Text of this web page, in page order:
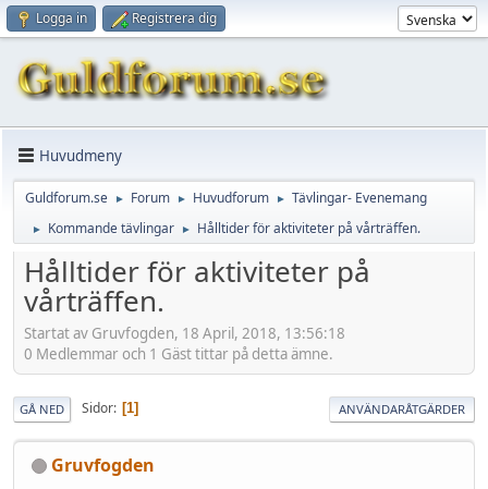
Logga in Registrera dig
Huvudmeny
Guldforum.se ► Forum ► Huvudforum ► Tävlingar- Evenemang
► Kommande tävlingar ► Hålltider för aktiviteter på vårträffen.
Hålltider för aktiviteter på
vårträffen.
Startat av Gruvfogden, 18 April, 2018, 13:56:18
0 Medlemmar och 1 Gäst tittar på detta ämne.
GÅ NED Sidor 1 ANVÄNDARÅTGÄRDER
Gruvfogden